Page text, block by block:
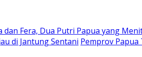
dan Fera, Dua Putri Papua yang
di Jantung Sentani Pemprov